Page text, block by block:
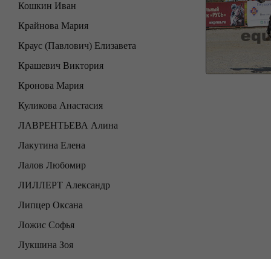
Кошкин Иван
Крайнова Мария
Краус (Павлович) Елизавета
Крашевич Виктория
Кронова Мария
Куликова Анастасия
ЛАВРЕНТЬЕВА Алина
Лакутина Елена
Лалов Любомир
ЛИЛЛЕРТ Александр
Липцер Оксана
Ложис Софья
Лукшина Зоя